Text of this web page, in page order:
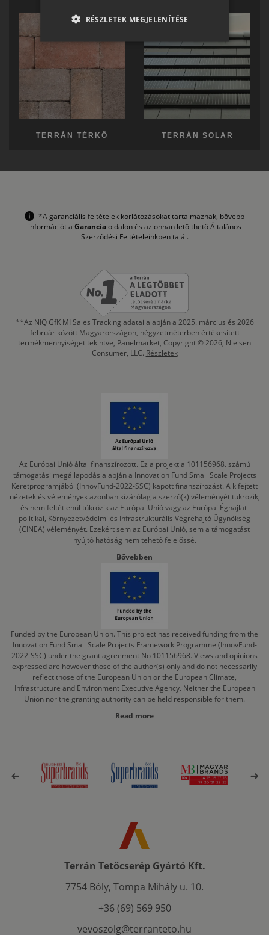
TERRÁN TÉRKŐ TERRÁN SOLAR
*A garanciális feltételek korlátozásokat tartalmaznak, bővebb
információt a Garanciaoldalon és az onnan letölthető Általános
Szerződési Feltételeinkben talál.
**Az NIQ GfK MI Sales Tracking adatai alapján a 2025. március és 2026
február között Magyarországon, négyzetméterben értékesített
termékmennyiséget tekintve, Panelmarket, Copyright © 2026, Nielsen
Consumer, LLC. Részletek
Az Európai Unió által finanszírozott. Ez a projekt a 101156968. számú
támogatási megállapodás alapján a Innovation Fund Small Scale Projects
Keretprogramjából (InnovFund-2022-SSC) kapott finanszírozást. A kifejtett
nézetek és vélemények azonban kizárólag a szerző(k) véleményét tükrözik,
és nem feltétlenül tükrözik az Európai Unió vagy az Európai Éghajlat-
politikai, Környezetvédelmi és Infrastrukturális Végrehajtó Ügynökség
(CINEA) véleményét. Ezekért sem az Európai Unió, sem a támogatást
nyújtó hatóság nem tehető felelőssé.
Bővebben
Funded by the European Union. This project has received funding from the
Innovation Fund Small Scale Projects Framework Programme (InnovFund-
2022-SSC) under the grant agreement No 101156968. Views and opinions
expressed are however those of the author(s) only and do not necessarily
reflect those of the European Union or the European Climate,
Infrastructure and Environment Executive Agency. Neither the European
Union nor the granting authority can be held responsible for them.
Read more
Terrán Tetőcserép Gyártó Kft.
7754 Bóly, Tompa Mihály u. 10.
+36 (69) 569 950
vevoszolg@terranteto.hu
RO-HU
ITALIAN
RÉSZLETEK MEGJELENÍTÉSE